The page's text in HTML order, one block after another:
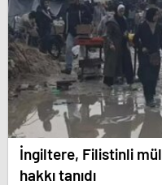
İngiltere, Filistinli
hakkı tanıdı